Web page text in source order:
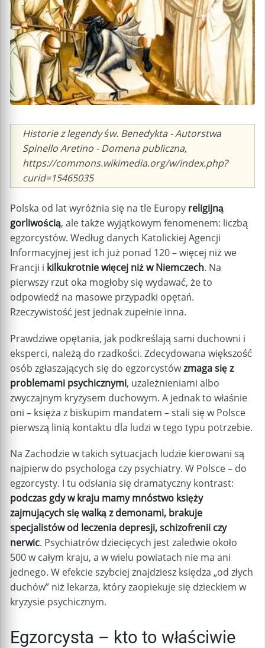
Caption
Historie z legendy św. Benedykta - Autorstwa
Spinello Aretino - Domena publiczna,
https://commons.wikimedia.org/w/index.php?
curid=15465035
Polska od lat wyróżnia się na tle Europy religijną
gorliwością, ale także wyjątkowym fenomenem: liczbą
egzorcystów. Według danych Katolickiej Agencji
Informacyjnej jest ich już ponad 120 – więcej niż we
Francji i kilkukrotnie więcej niż w Niemczech. Na
pierwszy rzut oka mogłoby się wydawać, że to
odpowiedź na masowe przypadki opętań.
Rzeczywistość jest jednak zupełnie inna.
Prawdziwe opętania, jak podkreślają sami duchowni i
eksperci, należą do rzadkości. Zdecydowana większość
osób zgłaszających się do egzorcystówzmaga się z
problemami psychicznymi, uzależnieniami albo
zwyczajnym kryzysem duchowym. A jednak to właśnie
oni – księża z biskupim mandatem – stali się w Polsce
pierwszą linią kontaktu dla ludzi w tego typu potrzebie.
Na Zachodzie w takich sytuacjach ludzie kierowani są
najpierw do psychologa czy psychiatry. W Polsce – do
egzorcysty. I tu odsłania się dramatyczny kontrast:
podczas gdy w kraju mamy mnóstwo księży
zajmujących się walką z demonami, brakuje
specjalistów od leczenia depresji, schizofrenii czy
nerwic. Psychiatrów dziecięcych jest zaledwie około
500 w całym kraju, a w wielu powiatach nie ma ani
jednego. W efekcie szybciej znajdziesz księdza „od złych
duchów” niż lekarza, który zaopiekuje się dzieckiem w
kryzysie psychicznym.
Egzorcysta – kto to właściwie